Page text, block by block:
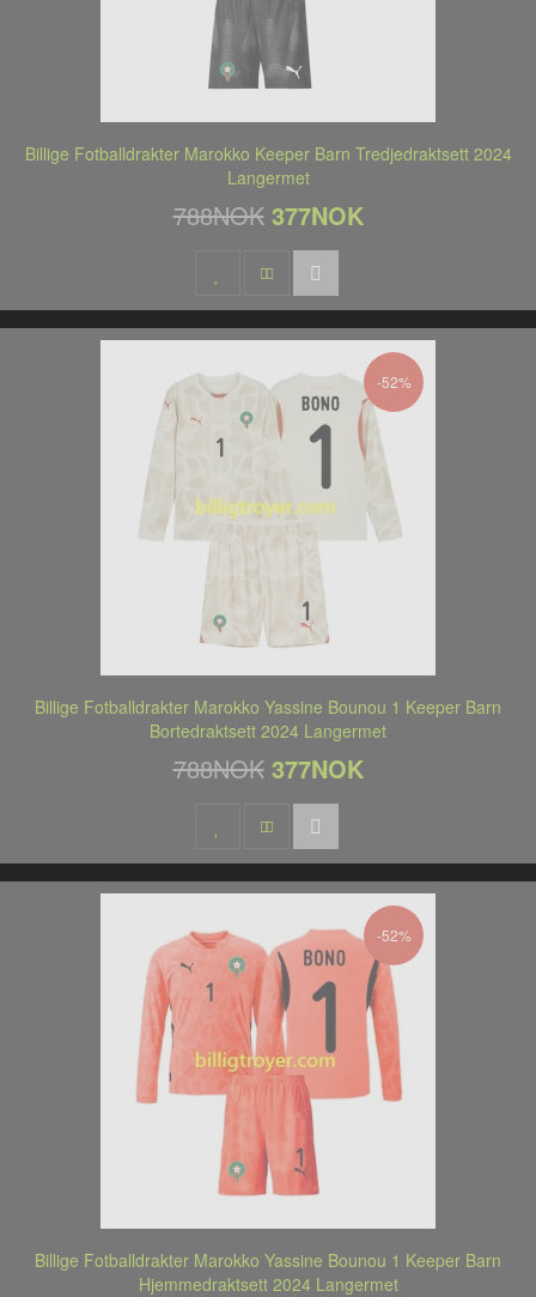
Billige Fotballdrakter Marokko Keeper Barn Tredjedraktsett 2024
Langermet
788NOK 377NOK
-52%
Billige Fotballdrakter Marokko Yassine Bounou 1 Keeper Barn
Bortedraktsett 2024 Langermet
788NOK 377NOK
-52%
Billige Fotballdrakter Marokko Yassine Bounou 1 Keeper Barn
Hjemmedraktsett 2024 Langermet